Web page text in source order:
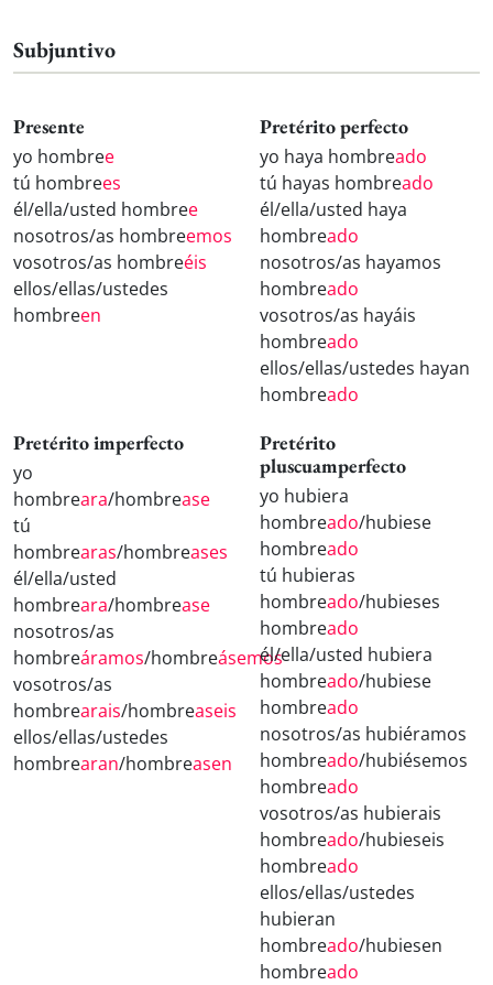
Subjuntivo
Presente
yo hombree
tú hombrees
él/ella/usted hombree
nosotros/as hombreemos
vosotros/as hombreéis
ellos/ellas/ustedes
hombreen
Pretérito perfecto
yo haya hombreado
tú hayas hombreado
él/ella/usted haya
hombreado
nosotros/as hayamos
hombreado
vosotros/as hayáis
hombreado
ellos/ellas/ustedes hayan
hombreado
Pretérito imperfecto
yo
hombreara/hombrease
tú
hombrearas/hombreases
él/ella/usted
hombreara/hombrease
nosotros/as
hombreáramos/hombreásemos
vosotros/as
hombrearais/hombreaseis
ellos/ellas/ustedes
hombrearan/hombreasen
Pretérito
pluscuamperfecto
yo hubiera
hombreado/hubiese
hombreado
tú hubieras
hombreado/hubieses
hombreado
él/ella/usted hubiera
hombreado/hubiese
hombreado
nosotros/as hubiéramos
hombreado/hubiésemos
hombreado
vosotros/as hubierais
hombreado/hubieseis
hombreado
ellos/ellas/ustedes
hubieran
hombreado/hubiesen
hombreado